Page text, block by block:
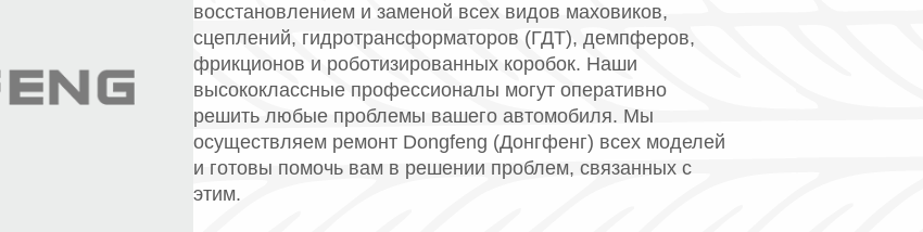
восстановлением и заменой всех видов маховиков,
сцеплений, гидротрансформаторов (ГДТ), демпферов,
фрикционов и роботизированных коробок. Наши
высококлассные профессионалы могут оперативно
решить любые проблемы вашего автомобиля. Мы
осуществляем ремонт Dongfeng (Донгфенг) всех моделей
и готовы помочь вам в решении проблем, связанных с
этим.